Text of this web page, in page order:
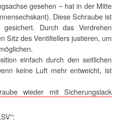
gesehen – hat in der Mitte
Diese Schraube ist
Durch das Verdrehen
Sitz des Ventiltellers justieren, um
einfach durch den seitlichen
keine Luft mehr entweicht, ist
wieder mit Sicherungslack